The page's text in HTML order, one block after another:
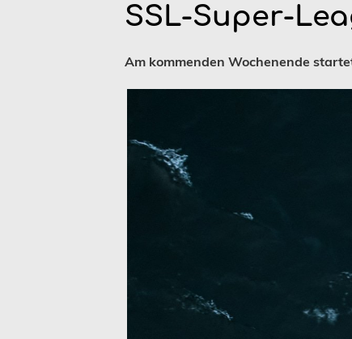
SSL-Super-
Am kommenden Wochenende